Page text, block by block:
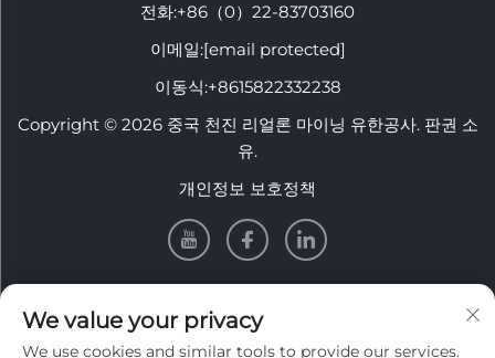
전화:+86（0）22-83703160
이메일:[email protected]
이동식:+8615822332238
Copyright © 2026 중국 천진 리얼론 마이닝 유한공사. 판권 소
유.
개인정보 보호정책
주간 뉴스레터를 받으려면 가입하세요
We value your privacy
We use cookies and similar tools to provide our services.